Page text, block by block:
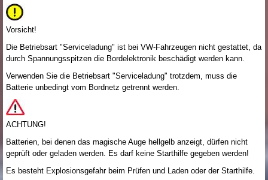
Vorsicht!
Die Betriebsart "Serviceladung" ist bei VW-Fahrzeugen nicht gestattet, da
durch Spannungsspitzen die Bordelektronik beschädigt werden kann.
Verwenden Sie die Betriebsart "Serviceladung" trotzdem, muss die
Batterie unbedingt vom Bordnetz getrennt werden.
ACHTUNG!
Batterien, bei denen das magische Auge hellgelb anzeigt, dürfen nicht
geprüft oder geladen werden. Es darf keine Starthilfe gegeben werden!
Es besteht Explosionsgefahr beim Prüfen und Laden oder der Starthilfe.